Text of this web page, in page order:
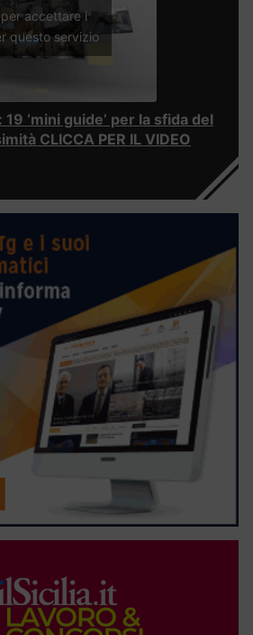
accettare i
questo servizio
‘mini guide’ per la sfida del
CLICCA PER IL VIDEO